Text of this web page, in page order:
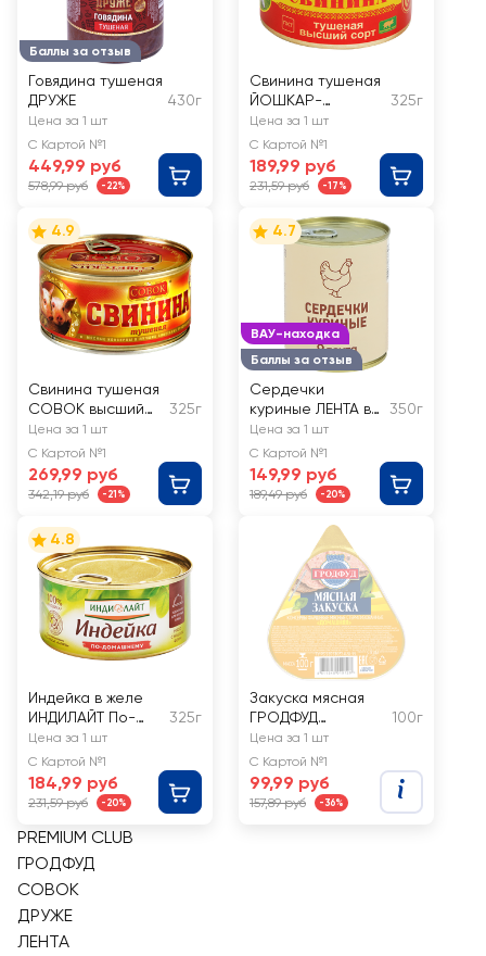
Баллы за отзыв
Говядина тушеная
ДРУЖЕ
430г
Цена за 1 шт
С Картой №1
449,99 руб
578,99 руб -22%
Свинина тушеная
ЙОШКАР-
ОЛИНСКИЙ МК
высший сорт
ГОСТ
325г
Цена за 1 шт
С Картой №1
189,99 руб
231,59 руб -17%
4.9
Свинина тушеная
СОВОК высший
сорт, ГОСТ
325г
Цена за 1 шт
С Картой №1
269,99 руб
342,19 руб -21%
ВАУ-находка
Баллы за отзыв
4.7
Сердечки
куриные ЛЕНТА в
желе
350г
Цена за 1 шт
С Картой №1
149,99 руб
189,49 руб -20%
4.8
Индейка в желе
ИНДИЛАЙТ По-
домашнему
325г
Цена за 1 шт
С Картой №1
184,99 руб
231,59 руб -20%
Закуска мясная
ГРОДФУД
Домашняя
100г
Цена за 1 шт
С Картой №1
99,99 руб
157,89 руб -36%
PREMIUM CLUB
ГРОДФУД
СОВОК
ДРУЖЕ
ЛЕНТА